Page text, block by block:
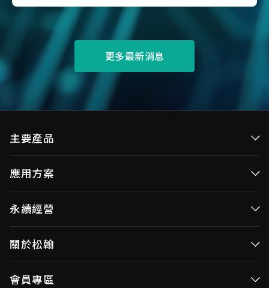
更多最新消息
主要產品
視訊/影像控制器
無線視頻傳輸
OID產品(Optical ID)
應用方案
視訊／影像控制器
無線視頻傳輸
永續經營
投資人專區
關於松翰
會員專區